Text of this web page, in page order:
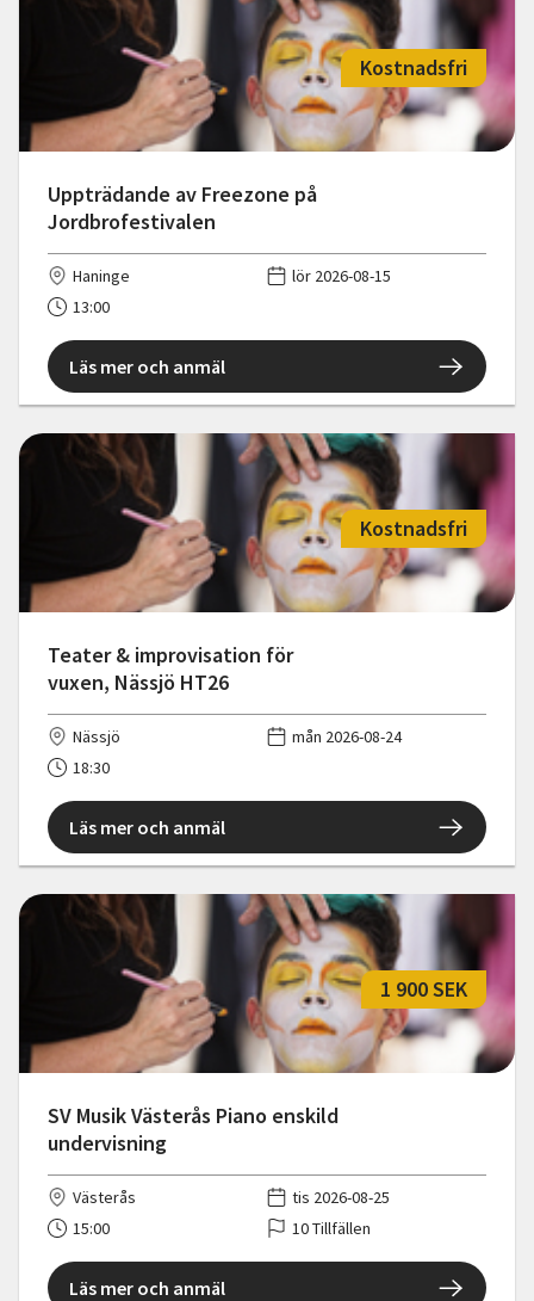
Uppträdande av Freezone på
Jordbrofestivalen
Kostnadsfri
Haninge
lör 2026-08-15
13:00
Läs mer och anmäl
Teater & improvisation för
vuxen, Nässjö HT26
Kostnadsfri
Nässjö
mån 2026-08-24
18:30
Läs mer och anmäl
SV Musik Västerås Piano enskild
undervisning
1 900 SEK
Västerås
tis 2026-08-25
15:00
10 Tillfällen
Läs mer och anmäl